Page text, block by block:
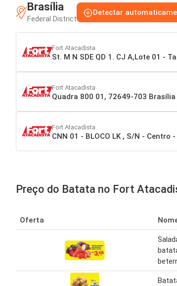
Brasília
Federal District
Detectar
Fort Atacadista
St. M N SDE QD 1. CJ A,Lote 01 -
Fort Atacadista
Quadra 800 01, 72649-703 Brasília
Fort Atacadista
CNN 01 - BLOCO LK , S/N - Centro
Preço do Batata no Fort
Oferta